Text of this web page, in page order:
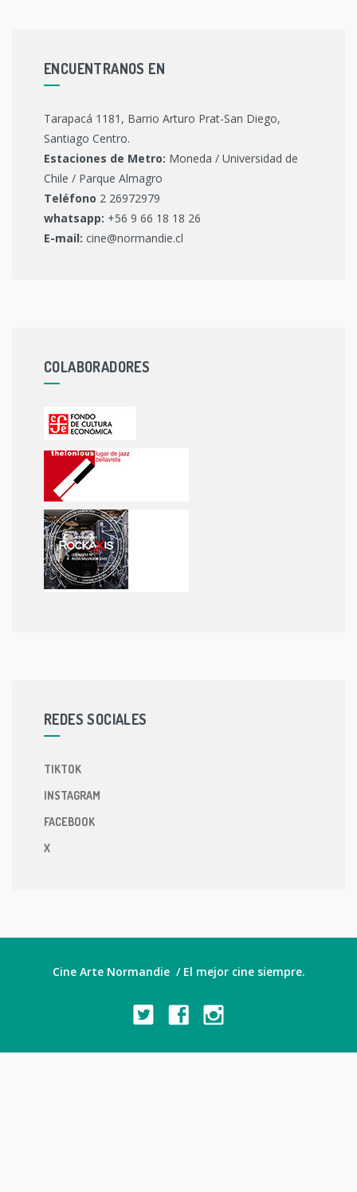
ENCUENTRANOS EN
Tarapacá 1181, Barrio Arturo Prat-San Diego,
Santiago Centro.
Estaciones de Metro: Moneda / Universidad de
Chile / Parque Almagro
Teléfono 2 26972979
whatsapp: +56 9 66 18 18 26
E-mail: cine@normandie.cl
COLABORADORES
REDES SOCIALES
TIKTOK
INSTAGRAM
FACEBOOK
X
Cine Arte Normandie / El mejor cine siempre.